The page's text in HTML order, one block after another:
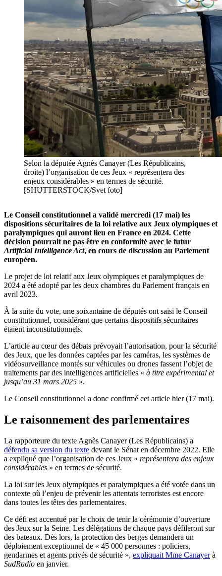
Selon la députée Agnès Canayer (Les Républicains,
droite) l’organisation de ces Jeux « représentera des
enjeux considérables » en termes de sécurité.
[SHUTTERSTOCK/Svet foto]
Le Conseil constitutionnel a validé mercredi (17 mai) les
dispositions sécuritaires de la loi relative aux Jeux olympiques et
paralympiques qui auront lieu en France en 2024. Cette
décision pourrait ne pas être en conformité avec le futur
Artificial Intelligence Act, en cours de discussion au Parlement
européen.
Le projet de loi relatif aux Jeux olympiques et paralympiques de
2024 a été adopté par les deux chambres du Parlement français en
avril 2023.
À la suite du vote, une soixantaine de députés ont saisi le Conseil
constitutionnel, considérant que certains dispositifs sécuritaires
étaient inconstitutionnels.
L’article au cœur des débats prévoyait l’autorisation, pour la sécurité
des Jeux, que les données captées par les caméras, les systèmes de
vidéosurveillance montés sur véhicules ou drones fassent l’objet de
traitements par des intelligences artificielles « à titre expérimental et
jusqu’au 31 mars 2025 ».
Le Conseil constitutionnel a donc confirmé cet article hier (17 mai).
Le raisonnement des parlementaires
La rapporteure du texte Agnès Canayer (Les Républicains) a
défendu sa version du texte devant le Sénat en décembre 2022. Elle
a expliqué que l’organisation de ces Jeux « représentera des enjeux
considérables » en termes de sécurité.
La loi sur les Jeux olympiques et paralympiques a été votée dans un
contexte où l’enjeu de prévenir les attentats terroristes est encore
dans toutes les têtes des parlementaires.
Ce défi est accentué par le choix de tenir la cérémonie d’ouverture
des Jeux sur la Seine. Les délégations de chaque pays défileront sur
des bateaux. Dès lors, la protection des berges demandera un
déploiement exceptionnel de « 45 000 personnes : policiers,
gendarmes et agents privés de sécurité », expliquait Mme Canayerà
SudRadio en janvier.